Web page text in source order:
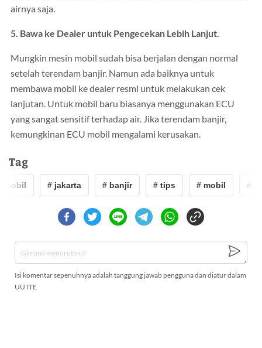
airnya saja.
5. Bawa ke Dealer untuk Pengecekan Lebih Lanjut.
Mungkin mesin mobil sudah bisa berjalan dengan normal
setelah terendam banjir. Namun ada baiknya untuk
membawa mobil ke dealer resmi untuk melakukan cek
lanjutan. Untuk mobil baru biasanya menggunakan ECU
yang sangat sensitif terhadap air. Jika terendam banjir,
kemungkinan ECU mobil mengalami kerusakan.
Tag
# jakarta # banjir # tips # mobil #
Isi komentar sepenuhnya adalah tanggung jawab pengguna dan diatur dalam
UU ITE